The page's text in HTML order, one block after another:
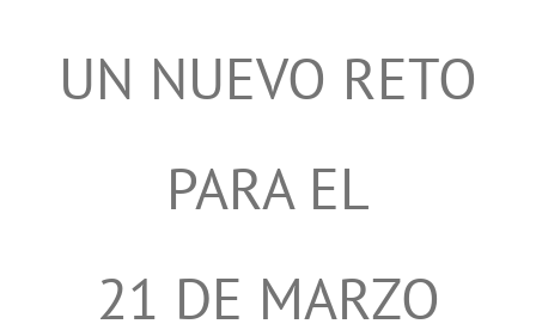
UN NUEVO RETO
PARA EL
21 DE MARZO